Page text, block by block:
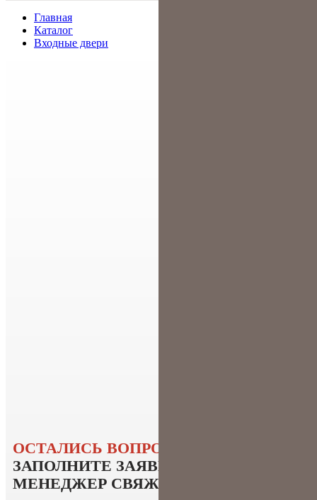
Главная
Каталог
Входные двери
ОСТАЛИСЬ ВОПРОСЫ?
ЗАПОЛНИТЕ ЗАЯВКУ
МЕНЕДЖЕР СВЯЖЕТСЯ